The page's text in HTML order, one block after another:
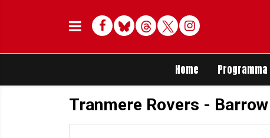
Facebook
BlueskyThreadsTwitterDelen op Whatsapp
Home Programma
Tranmere Rovers - Barrow